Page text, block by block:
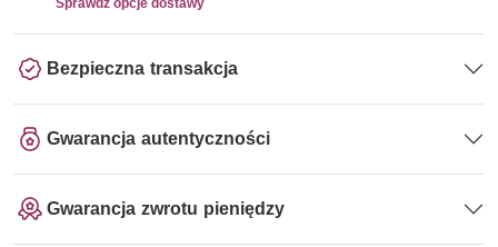
Bezpieczna transakcja
Gwarancja autentyczności
Gwarancja zwrotu pieniędzy